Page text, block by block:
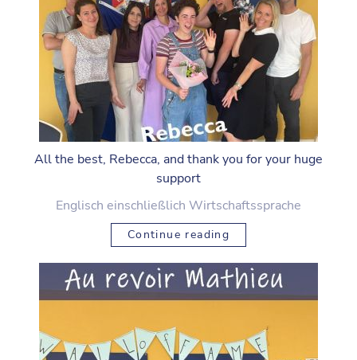
All the best, Rebecca, and thank you for your huge
support
Englisch einschließlich Wirtschaftssprache
Continue reading